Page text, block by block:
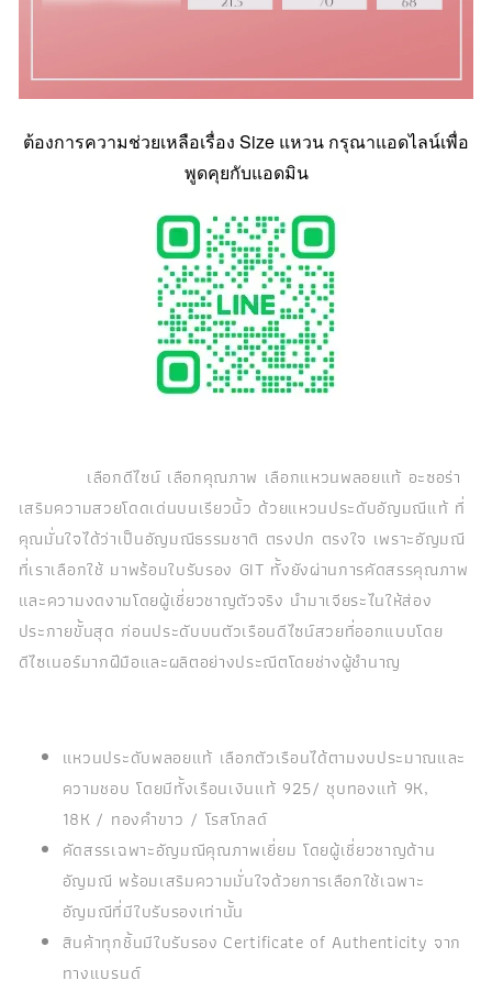
ต้องการความช่วยเหลือเรื่อง Size แหวน กรุณาแอดไลน์เพื่อ
พูดคุยกับแอดมิน
เลือกดีไซน์ เลือกคุณภาพ เลือกแหวนพลอยแท้ อะซอร่า
เสริมความสวยโดดเด่นบนเรียวนิ้ว ด้วยแหวนประดับอัญมณีแท้ ที่
คุณมั่นใจได้ว่าเป็นอัญมณีธรรมชาติ ตรงปก ตรงใจ เพราะอัญมณี
ที่เราเลือกใช้ มาพร้อมใบรับรอง GIT ทั้งยังผ่านการคัดสรรคุณภาพ
และความงดงามโดยผู้เชี่ยวชาญตัวจริง นำมาเจียระไนให้ส่อง
ประกายขั้นสุด ก่อนประดับบนตัวเรือนดีไซน์สวยที่ออกแบบโดย
ดีไซเนอร์มากฝีมือและผลิตอย่างประณีตโดยช่างผู้ชำนาญ
แหวนประดับพลอยแท้ เลือกตัวเรือนได้ตามงบประมาณและ
ความชอบ โดยมีทั้งเรือนเงินแท้ 925/ ชุบทองแท้ 9K,
18K / ทองคำขาว / โรสโกลด์
คัดสรรเฉพาะอัญมณีคุณภาพเยี่ยม โดยผู้เชี่ยวชาญด้าน
อัญมณี พร้อมเสริมความมั่นใจด้วยการเลือกใช้เฉพาะ
อัญมณีที่มีใบรับรองเท่านั้น
สินค้าทุกชิ้นมีใบรับรอง Certificate of Authenticity จาก
ทางแบรนด์